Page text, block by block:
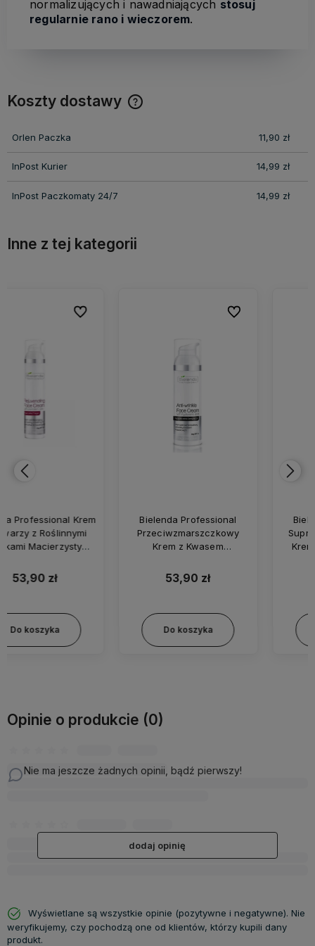
normalizujących i nawadniających stosuj
regularnie rano i wieczorem.
Koszty dostawy
Orlen Paczka 11,90 zł
InPost Kurier 14,99 zł
InPost Paczkomaty 24/7 14,99 zł
Inne z tej kategorii
Bielenda Professional
Przeciwzmarszczkowy
Krem z Kwasem
53,90 zł
Do koszyka
Bielenda Professional
Supremelab - Satynowy
Krem Ochronny SPF50
Do koszyka
Opinie o produkcie (0)
Nie ma jeszcze żadnych opinii, bądź pierwszy!
dodaj opinię
Wyświetlane są wszystkie opinie (pozytywne i negatywne). Nie
weryfikujemy, czy pochodzą one od klientów, którzy kupili dany
produkt.